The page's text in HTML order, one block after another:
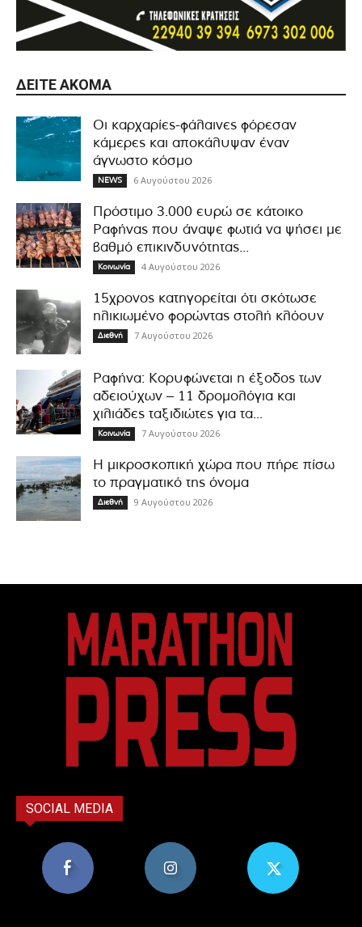
ΔΕΊΤΕ ΑΚΌΜΑ
Οι καρχαρίες-φάλαινες φόρεσαν
κάμερες και αποκάλυψαν έναν
άγνωστο κόσμο
NEWS 6 Αυγούστου 2026
Πρόστιμο 3.000 ευρώ σε κάτοικο
Ραφήνας που άναψε φωτιά να ψήσει με
βαθμό επικινδυνότητας...
Κοινωνία 4 Αυγούστου 2026
15χρονος κατηγορείται ότι σκότωσε
ηλικιωμένο φορώντας στολή κλόουν
Διεθνή 7 Αυγούστου 2026
Ραφήνα: Κορυφώνεται η έξοδος των
αδειούχων – 11 δρομολόγια και
χιλιάδες ταξιδιώτες για τα...
Κοινωνία 7 Αυγούστου 2026
Η μικροσκοπική χώρα που πήρε πίσω
το πραγματικό της όνομα
Διεθνή 9 Αυγούστου 2026
SOCIAL MEDIA